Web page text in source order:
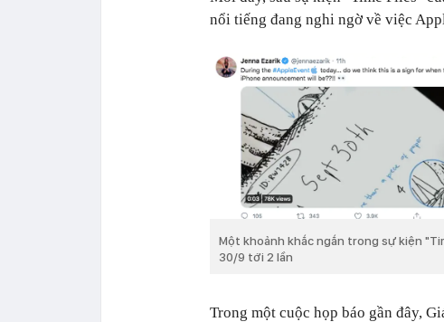
nổi tiếng đang nghi ngờ về việc
Một khoảnh khắc ngắn trong sự kiện
30/9 tới 2 lần
Trong một cuộc họp báo gần đây,